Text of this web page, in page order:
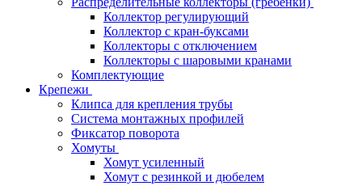
Коллектор регулирующий
Коллектор с кран-буксами
Коллекторы с отключением
Коллекторы с шаровыми кранами
Комплектующие
Крепежи
Клипса для крепления трубы
Система монтажных профилей
Фиксатор поворота
Хомуты
Хомут усиленный
Хомут с резинкой и дюбелем